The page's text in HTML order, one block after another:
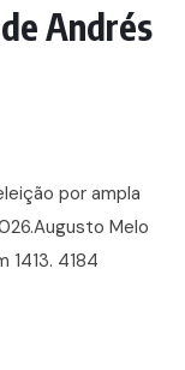
Andrés
por ampla
Melo
4184